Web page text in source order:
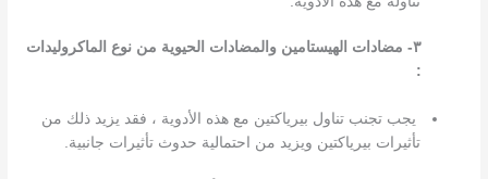
٣- مضادات الهيستامين والمضادات الحيوية من نوع الماكروليدات
:
يجب تجنب تناول بيرياكتين مع هذه الأدوية ، فقد يزيد ذلك من
تأثيرات بيرياكتين ويزيد من احتمالية حدوث تأثيرات جانبية.